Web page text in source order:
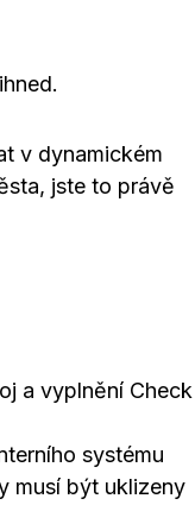
v dynamickém
jste to právě
a vyplnění Check
systému
musí být uklizeny